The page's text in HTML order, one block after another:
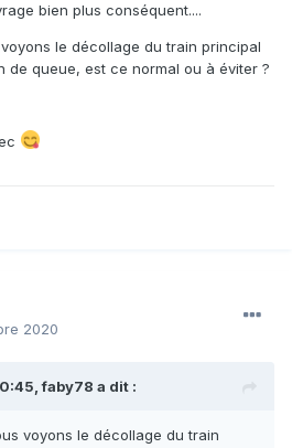
bien plus conséquent....
le décollage du train principal
de queue, est ce normal ou à éviter ?
2020
faby78 a dit :
voyons le décollage du train